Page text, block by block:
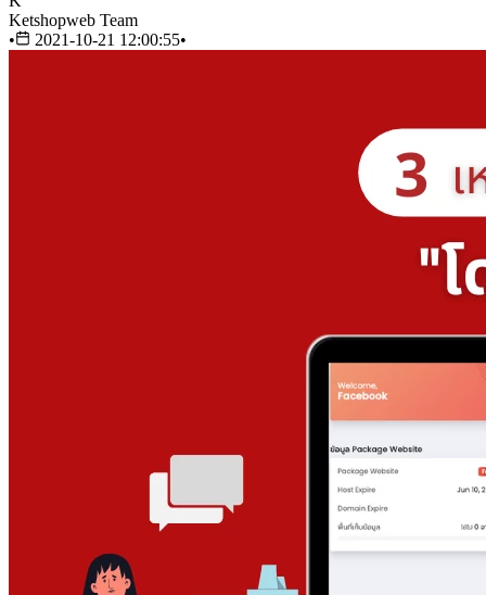
Ketshopweb Team
•
2021-10-21 12:00:55•